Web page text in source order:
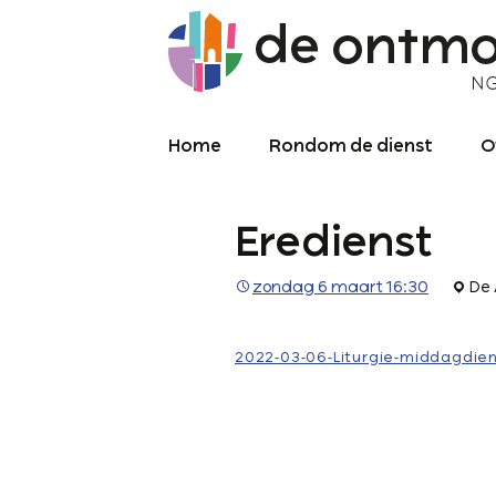
Home Rondom de dienst
Meekijken/luisteren
Over de kerkdienst
Archief liturgie
Diensten
Eredienst
zondag 6 maart 16:30 De
2022-03-06-Liturgie-